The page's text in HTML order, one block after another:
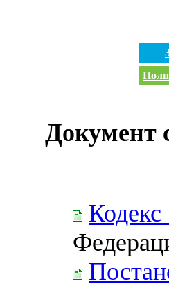
Документ